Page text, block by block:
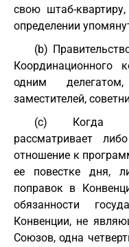
свою штаб-
определении
(b)
Координационного
одним
заместителей,
(c) Когда
рассматривает
отношение к
ее повестке дня,
поправок в
обязанности
Конвенции, не
Союзов, одна